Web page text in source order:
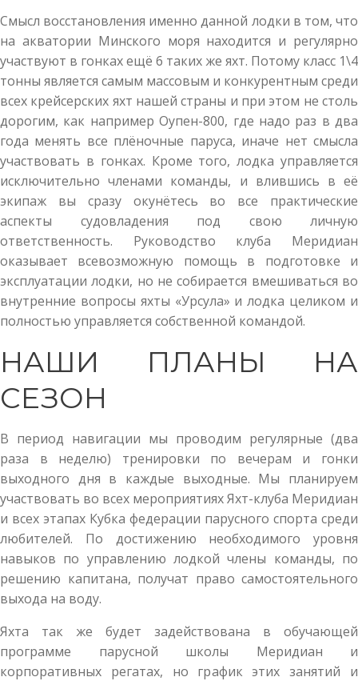
Смысл восстановления именно данной лодки в том, что
на акватории Минского моря находится и регулярно
участвуют в гонках ещё 6 таких же яхт. Потому класс 1\4
тонны является самым массовым и конкурентным среди
всех крейсерских яхт нашей страны и при этом не столь
дорогим, как например Оупен-800, где надо раз в два
года менять все плёночные паруса, иначе нет смысла
участвовать в гонках. Кроме того, лодка управляется
исключительно членами команды, и влившись в её
экипаж вы сразу окунётесь во все практические
аспекты судовладения под свою личную
ответственность. Руководство клуба Меридиан
оказывает всевозможную помощь в подготовке и
эксплуатации лодки, но не собирается вмешиваться во
внутренние вопросы яхты «Урсула» и лодка целиком и
полностью управляется собственной командой.
НАШИ ПЛАНЫ НА
СЕЗОН
В период навигации мы проводим регулярные (два
раза в неделю) тренировки по вечерам и гонки
выходного дня в каждые выходные. Мы планируем
участвовать во всех мероприятиях Яхт-клуба Меридиан
и всех этапах Кубка федерации парусного спорта среди
любителей. По достижению необходимого уровня
навыков по управлению лодкой члены команды, по
решению капитана, получат право самостоятельного
выхода на воду.
Яхта так же будет задействована в обучающей
программе парусной школы Меридиан и
корпоративных регатах, но график этих занятий и